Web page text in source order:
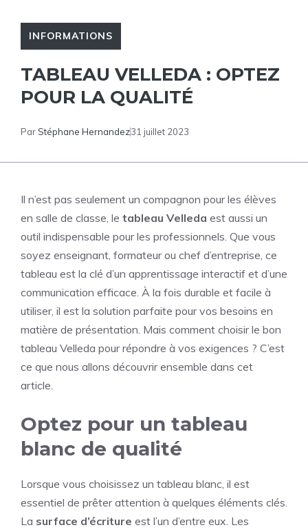
INFORMATIONS
TABLEAU VELLEDA : OPTEZ
POUR LA QUALITÉ
ParStéphane Hernandez31 juillet 2023
Il n’est pas seulement un compagnon pour les élèves
en salle de classe, le tableau Velleda est aussi un
outil indispensable pour les professionnels. Que vous
soyez enseignant, formateur ou chef d’entreprise, ce
tableau est la clé d’un apprentissage interactif et d’une
communication efficace. À la fois durable et facile à
utiliser, il est la solution parfaite pour vos besoins en
matière de présentation. Mais comment choisir le bon
tableau Velleda pour répondre à vos exigences ? C’est
ce que nous allons découvrir ensemble dans cet
article.
Optez pour un tableau
blanc de qualité
Lorsque vous choisissez un tableau blanc, il est
essentiel de prêter attention à quelques éléments clés.
La surface d’écriture est l’un d’entre eux. Les